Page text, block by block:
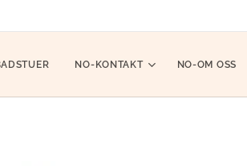
NO-KONTAKT NO-OM OSS